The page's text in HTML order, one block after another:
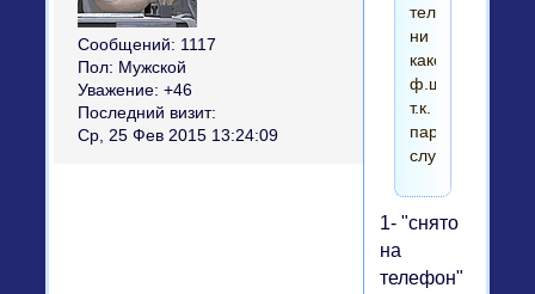
Сообщений: 1117
Пол: Мужской
Уважение: +46
Последний визит:
Ср, 25 Фев 2015 13:24:09
телефон,
ни
какого
ф.ш.
т.к.
парень
служит.
1- "снято
на
телефон"